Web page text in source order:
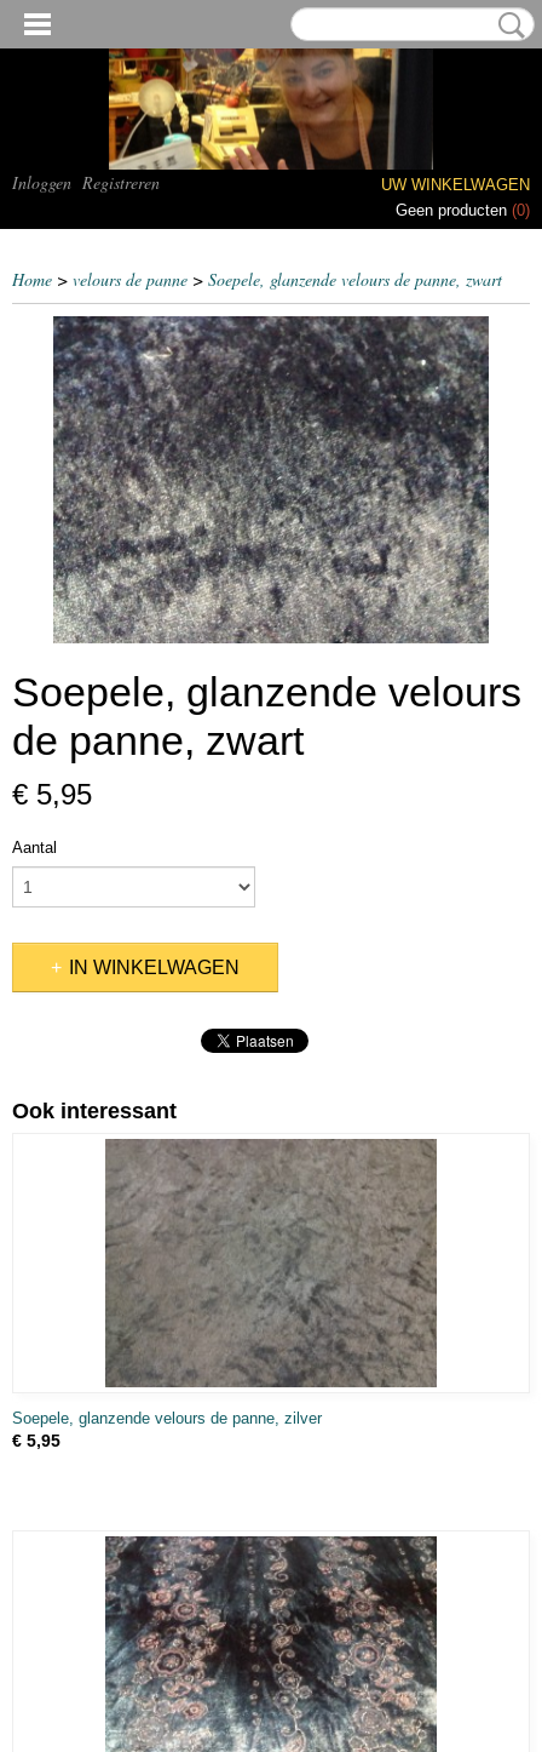
Inloggen Registreren
UW WINKELWAGEN
Geen producten (0)
Home > velours de panne > Soepele, glanzende velours de panne, zwart
Soepele, glanzende velours
de panne, zwart
€ 5,95
Aantal
IN WINKELWAGEN
Ook interessant
Soepele, glanzende velours de panne, zilver
€ 5,95
FEESTSTOFFEN)